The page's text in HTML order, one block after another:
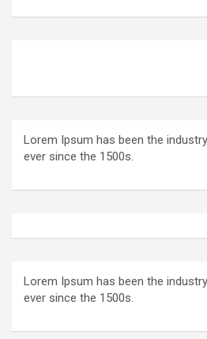
Lorem Ipsum has been the
ever since the 1500s.
Lorem Ipsum has been the
ever since the 1500s.